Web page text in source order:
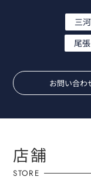
三河
尾張
お問い合わ
店舗
STORE